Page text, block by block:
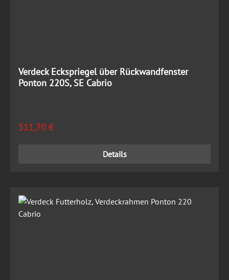
Verdeck Eckspriegel über Rückwandfenster
Ponton 220S, SE Cabrio
Regulärer Preis:
511,70 €
Details